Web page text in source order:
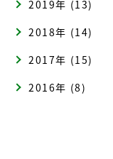
2019年 (13)
2018年 (14)
2017年 (15)
2016年 (8)